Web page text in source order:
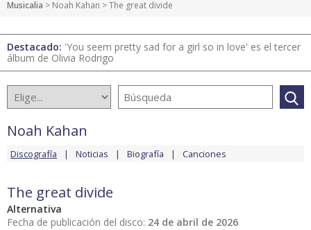
Musicalia > Noah Kahan > The great divide
Destacado: 'You seem pretty sad for a girl so in love' es el tercer
álbum de Olivia Rodrigo
Noah Kahan
Discografía Noticias Biografía Canciones
The great divide
Alternativa
Fecha de publicación del disco: 24 de abril de 2026